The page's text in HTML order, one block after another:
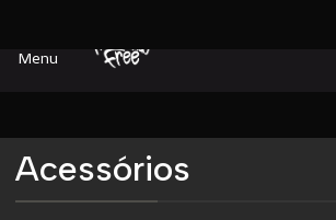
Menu
Acessórios